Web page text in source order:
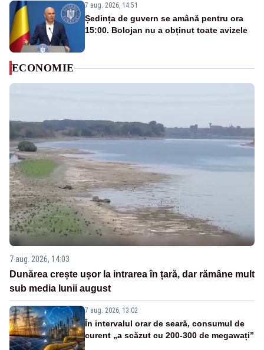
7 aug. 2026, 14:51
Ședința de guvern se amână pentru ora
15:00. Bolojan nu a obținut toate avizele
ECONOMIE
7 aug. 2026, 14:03
Dunărea crește ușor la intrarea în țară, dar rămâne mult
sub media lunii august
7 aug. 2026, 13:02
În intervalul orar de seară, consumul de
curent „a scăzut cu 200-300 de megawați”